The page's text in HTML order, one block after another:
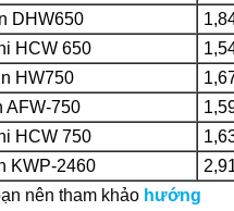
DHW650
HCW 650
HW750
AFW-750
HCW 750
KWP-2460
nên tham khảo hướng